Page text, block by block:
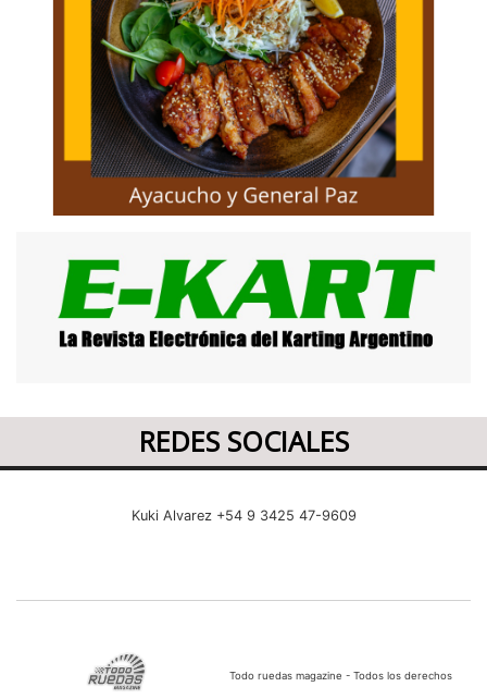
REDES SOCIALES
Kuki Alvarez +54 9 3425 47-9609
Todo ruedas magazine - Todos los derechos